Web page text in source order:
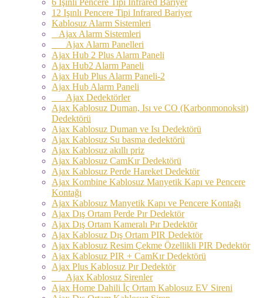
12 Işınlı Pencere Tipi Infrared Bariyer
Kablosuz Alarm Sistemleri
Ajax Alarm Sistemleri
Ajax Alarm Panelleri
Ajax Hub 2 Plus Alarm Paneli
Ajax Hub2 Alarm Paneli
Ajax Hub Plus Alarm Paneli-2
Ajax Hub Alarm Paneli
Ajax Dedektörler
Ajax Kablosuz Duman, Isı ve CO (Karbonmonoksit)
Dedektörü
Ajax Kablosuz Duman ve Isı Dedektörü
Ajax Kablosuz Su basma dedektörü
Ajax Kablosuz akıllı priz
Ajax Kablosuz CamKır Dedektörü
Ajax Kablosuz Perde Hareket Dedektör
Ajax Kombine Kablosuz Manyetik Kapı ve Pencere
Kontağı
Ajax Kablosuz Manyetik Kapı ve Pencere Kontağı
Ajax Dış Ortam Perde Pır Dedektör
Ajax Dış Ortam Kameralı Pır Dedektör
Ajax Kablosuz Dış Ortam PIR Dedektör
Ajax Kablosuz Resim Çekme Özellikli PIR Dedektör
Ajax Kablosuz PIR + CamKır Dedektörü
Ajax Plus Kablosuz Pır Dedektör
Ajax Kablosuz Sirenler
Ajax Home Dahili İç Ortam Kablosuz EV Sireni